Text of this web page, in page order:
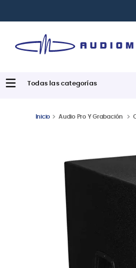
Audio Pro Y Grabación